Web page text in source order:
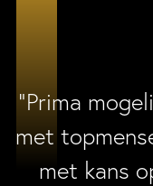
“Prima
met
met kans